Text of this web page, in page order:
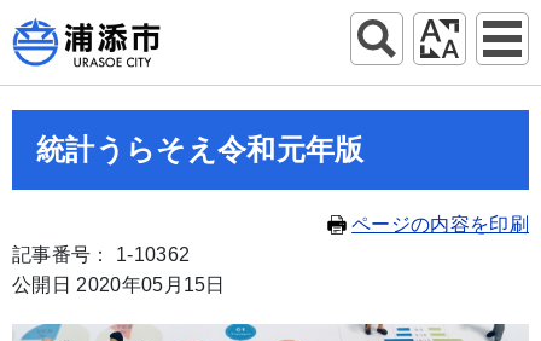
統計うらそえ令和元年版
ページの内容を印刷
記事番号： 1-10362
公開日 2020年05月15日